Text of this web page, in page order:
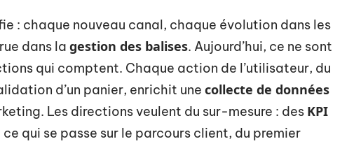
: chaque nouveau canal, chaque évolution dans les
dans la gestion des balises. Aujourd’hui, ce ne sont
qui comptent. Chaque action de l’utilisateur, du
d’un panier, enrichit une collecte de données
Les directions veulent du sur-mesure : des KPI
qui se passe sur le parcours client, du premier